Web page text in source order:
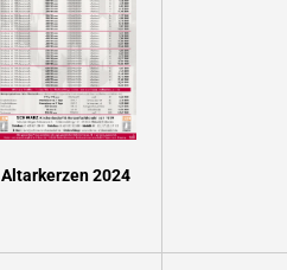
Altarkerzen 2024